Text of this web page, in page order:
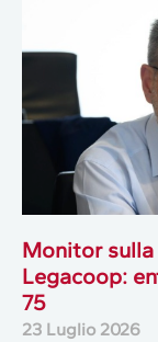
Monitor
Legacoop:
75
23 Luglio 2026